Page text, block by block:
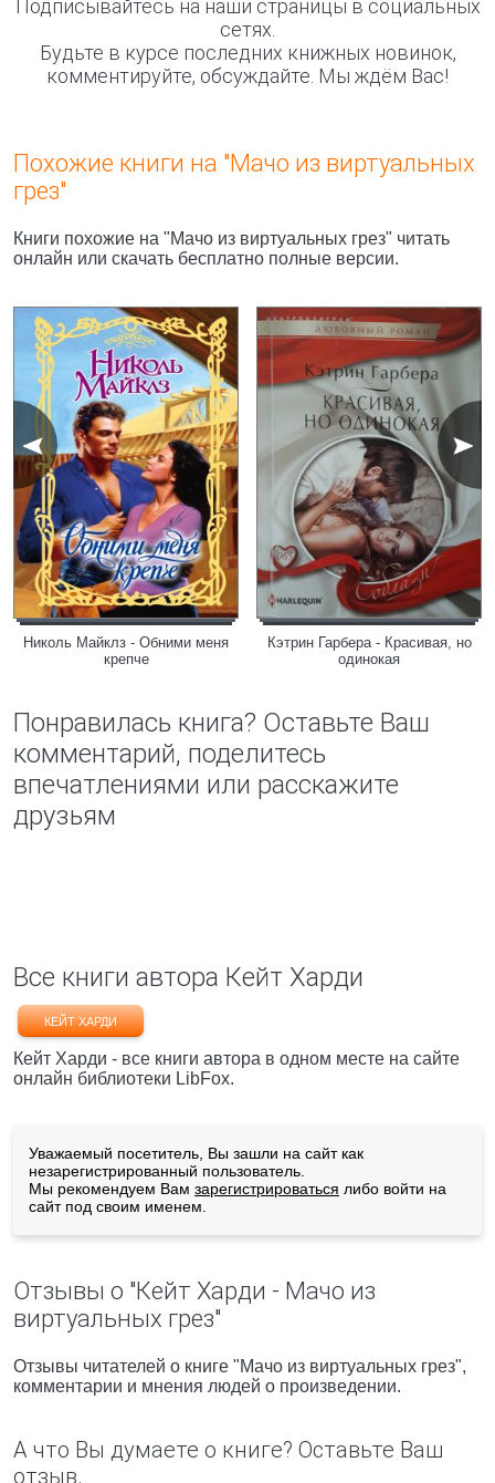
Подписывайтесь на наши страницы в социальных
сетях.
Будьте в курсе последних книжных новинок,
комментируйте, обсуждайте. Мы ждём Вас!
Похожие книги на "Мачо из виртуальных
грез"
Книги похожие на "Мачо из виртуальных грез" читать
онлайн или скачать бесплатно полные версии.
Николь Майклз - Обними меня
крепче
Кэтрин Гарбера - Красивая, но
одинокая
Понравилась книга? Оставьте Ваш
комментарий, поделитесь
впечатлениями или расскажите
друзьям
Все книги автора Кейт Харди
КЕЙТ ХАРДИ
Кейт Харди - все книги автора в одном месте на сайте
онлайн библиотеки LibFox.
Уважаемый посетитель, Вы зашли на сайт как
незарегистрированный пользователь.
Мы рекомендуем Вам зарегистрироваться либо войти на
сайт под своим именем.
Отзывы о "Кейт Харди - Мачо из
виртуальных грез"
Отзывы читателей о книге "Мачо из виртуальных грез",
комментарии и мнения людей о произведении.
А что Вы думаете о книге? Оставьте Ваш
отзыв.